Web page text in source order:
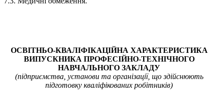
ОСВІТНЬО-КВАЛІФІКАЦІЙНА ХАРАКТЕРИСТИКА
ВИПУСКНИКА ПРОФЕСІЙНО-ТЕХНІЧНОГО
НАВЧАЛЬНОГО ЗАКЛАДУ
(підприємства, установи та організації, що здійснюють
підготовку кваліфікованих робітників)